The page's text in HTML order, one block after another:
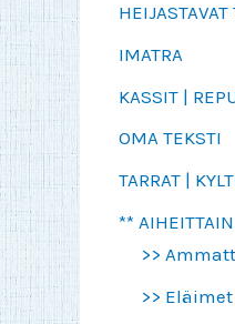
IMATRA
KASSIT |
OMA TEKSTI
TARRAT |
**
>>
>>